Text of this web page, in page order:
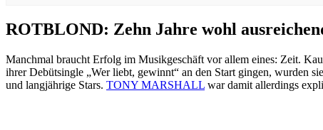
ROTBLOND: Zehn Jahre wohl
Manchmal braucht Erfolg im Musikgeschäft vor allem eines: Zeit.
ihrer Debütsingle „Wer liebt, gewinnt“ an den Start gingen, wurden
und langjährige Stars. TONY MARSHALL war damit allerdings